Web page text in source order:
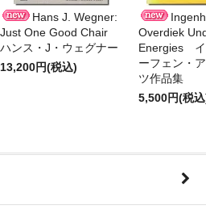
Hans J. Wegner:
Just One Good Chair
ハンス・J・ウェグナー
13,200円(税込)
Overdiek
Energies イ
ーフェン・
ツ作品集
5,500円(税